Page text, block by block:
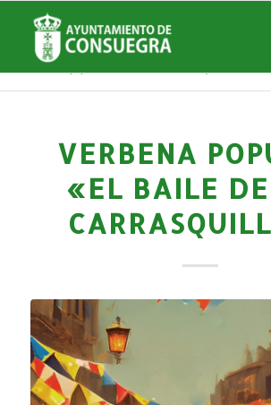
Noticias
Usted está aquí: Inicio / Noticias
Actividades culturales y educativas
VERBENA
«EL BAILE